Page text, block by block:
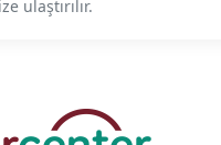
ulaştırılır.